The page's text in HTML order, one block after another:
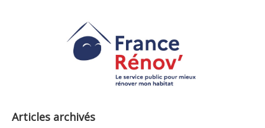
Articles archivés